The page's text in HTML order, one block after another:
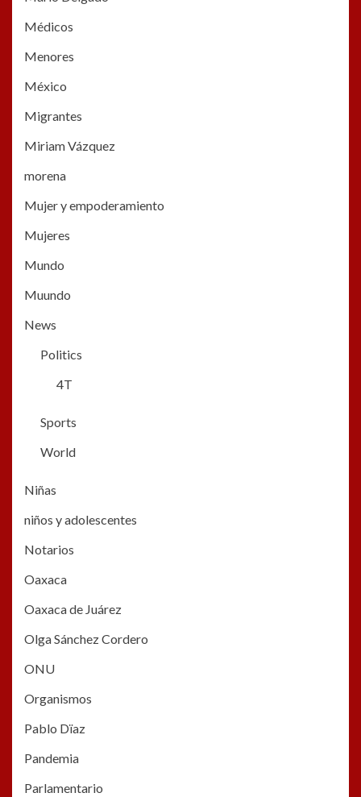
Médicos
Menores
México
Migrantes
Miriam Vázquez
morena
Mujer y empoderamiento
Mujeres
Mundo
Muundo
News
Politics
4T
Sports
World
Niñas
niños y adolescentes
Notarios
Oaxaca
Oaxaca de Juárez
Olga Sánchez Cordero
ONU
Organismos
Pablo Dïaz
Pandemia
Parlamentario